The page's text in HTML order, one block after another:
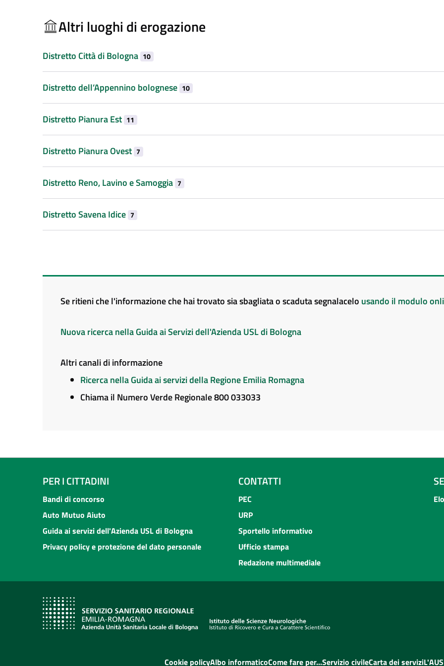
Altri luoghi di erogazione
Distretto Città di Bologna 10
Distretto dell’Appennino bolognese 10
Distretto Pianura Est 11
Distretto Pianura Ovest 7
Distretto Reno, Lavino e Samoggia 7
Distretto Savena Idice 7
Se ritieni che l'informazione che hai trovato sia sbagliata o scaduta segnalacelo usando il modulo
Nuova ricerca nella Guida ai Servizi dell'Azienda USL di Bologna
Altri canali di informazione
Ricerca nella Guida ai servizi della Regione Emilia Romagna
Chiama il Numero Verde Regionale 800 033033
PER I CITTADINI
Bandi di concorso
Auto Mutuo Aiuto
Guida ai servizi dell'Azienda USL di Bologna
Privacy policy e protezione del dato personale
CONTATTI
PEC
URP
Sportello informativo
Ufficio stampa
Redazione multimediale
Cookie policyAlbo informaticoCome fare per...Servizio civileCarta dei servizi